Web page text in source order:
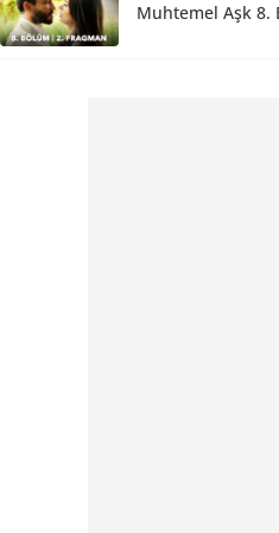
Muhtemel Aşk 8.